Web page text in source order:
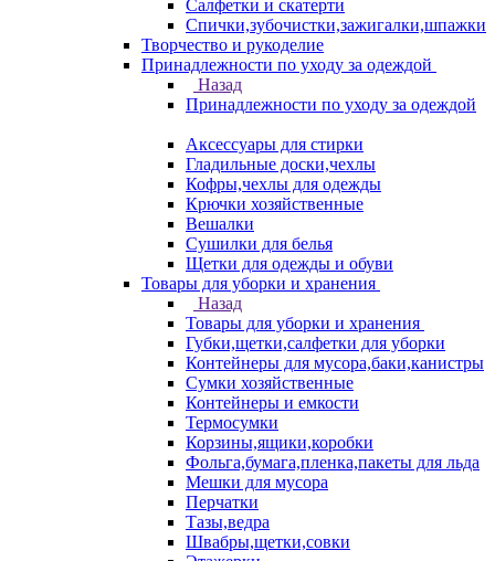
Салфетки и скатерти
Спички,зубочистки,зажигалки,шпажки
Творчество и рукоделие
Принадлежности по уходу за одеждой
Назад
Принадлежности по уходу за одеждой
Аксессуары для стирки
Гладильные доски,чехлы
Кофры,чехлы для одежды
Крючки хозяйственные
Вешалки
Сушилки для белья
Щетки для одежды и обуви
Товары для уборки и хранения
Назад
Товары для уборки и хранения
Губки,щетки,салфетки для уборки
Контейнеры для мусора,баки,канистры
Сумки хозяйственные
Контейнеры и емкости
Термосумки
Корзины,ящики,коробки
Фольга,бумага,пленка,пакеты для льда
Мешки для мусора
Перчатки
Тазы,ведра
Швабры,щетки,совки